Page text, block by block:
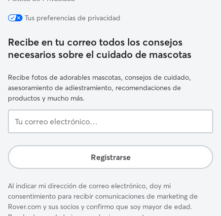
Tus preferencias de privacidad
Recibe en tu correo todos los consejos
necesarios sobre el cuidado de mascotas
Recibe fotos de adorables mascotas, consejos de cuidado,
asesoramiento de adiestramiento, recomendaciones de
productos y mucho más.
correo
Registrarse
Al indicar mi dirección de correo electrónico, doy mi
consentimiento para recibir comunicaciones de marketing de
Rover.com y sus socios y confirmo que soy mayor de edad.